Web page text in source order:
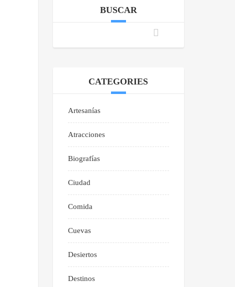
BUSCAR
CATEGORIES
Artesanías
Atracciones
Biografías
Ciudad
Comida
Cuevas
Desiertos
Destinos